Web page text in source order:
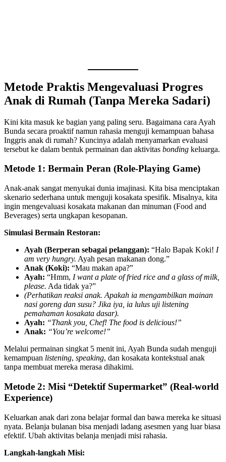
Metode Praktis Mengevaluasi Progres
Anak di Rumah (Tanpa Mereka Sadari)
Kini kita masuk ke bagian yang paling seru. Bagaimana cara Ayah
Bunda secara proaktif namun rahasia menguji kemampuan bahasa
Inggris anak di rumah? Kuncinya adalah menyamarkan evaluasi
tersebut ke dalam bentuk permainan dan aktivitas bonding keluarga.
Metode 1: Bermain Peran (Role-Playing Game)
Anak-anak sangat menyukai dunia imajinasi. Kita bisa menciptakan
skenario sederhana untuk menguji kosakata spesifik. Misalnya, kita
ingin mengevaluasi kosakata makanan dan minuman (Food and
Beverages) serta ungkapan kesopanan.
Simulasi Bermain Restoran:
Ayah (Berperan sebagai pelanggan): “Halo Bapak Koki! I
am very hungry. Ayah pesan makanan dong.”
Anak (Koki): “Mau makan apa?”
Ayah: “Hmm, I want a plate of fried rice and a glass of milk,
please. Ada tidak ya?”
(Perhatikan reaksi anak. Apakah ia mengambilkan mainan
nasi goreng dan susu? Jika iya, ia lulus uji listening
pemahaman kosakata dasar).
Ayah: “Thank you, Chef! The food is delicious!”
Anak: “You’re welcome!”
Melalui permainan singkat 5 menit ini, Ayah Bunda sudah menguji
kemampuan listening, speaking, dan kosakata kontekstual anak
tanpa membuat mereka merasa dihakimi.
Metode 2: Misi “Detektif Supermarket” (Real-world
Experience)
Keluarkan anak dari zona belajar formal dan bawa mereka ke situasi
nyata. Belanja bulanan bisa menjadi ladang asesmen yang luar biasa
efektif. Ubah aktivitas belanja menjadi misi rahasia.
Langkah-langkah Misi: